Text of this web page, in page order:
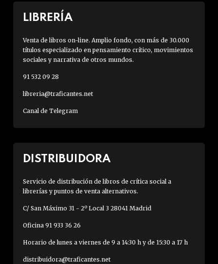
LIBRERÍA
Venta de libros on-line. Amplio fondo, con más de 30.000
títulos especializado en pensamiento crítico, movimientos
sociales y narrativa de otros mundos.
91 532 09 28
libreria@traficantes.net
Canal de Telegram
DISTRIBUIDORA
Servicio de distribución de libros de crítica social a
librerías y puntos de venta alternativos.
C/ San Máximo 31 - 2º Local 3 28041 Madrid
Oficina 91 933 36 26
Horario de lunes a viernes de 9 a 14:30 h y de 15:30 a 17 h
distribuidora@traficantes.net